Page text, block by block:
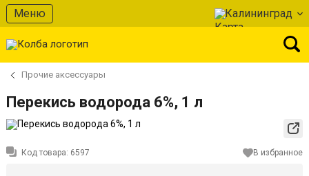
Меню Калининград
Прочие аксессуары
Перекись водорода 6%, 1 л
Код товара: 6597 В избранное